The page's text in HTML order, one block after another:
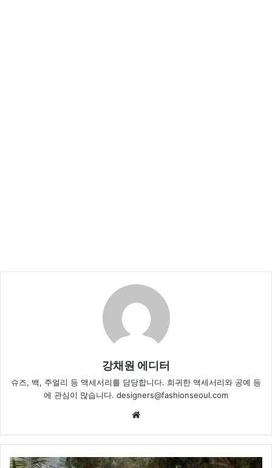
강채원 에디터
슈즈, 백, 주얼리 등 액세서리를 담당합니다. 희귀한 액세서리와 공예 등
에 관심이 많습니다. designers@fashionseoul.com
이